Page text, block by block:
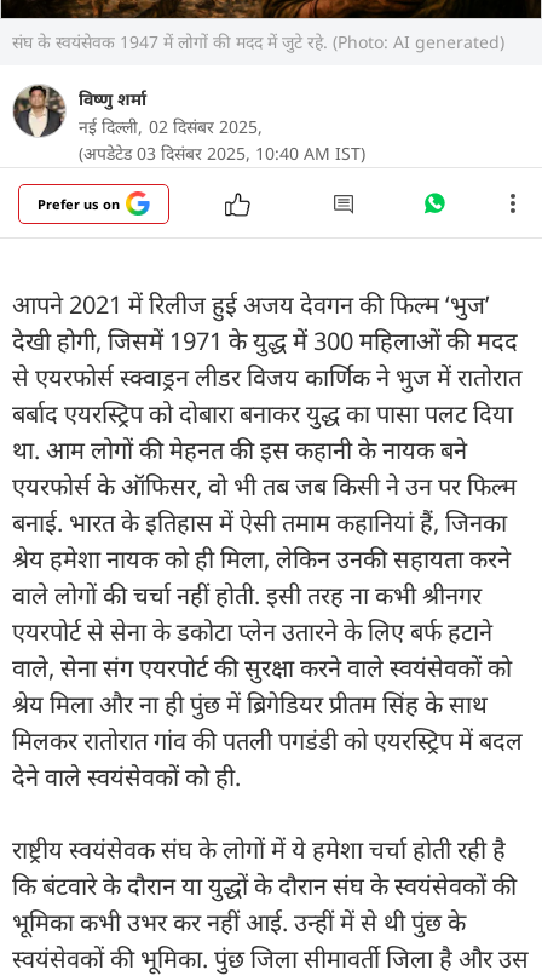
संघ के स्वयंसेवक 1947 में लोगों की मदद में जुटे रहे. (Photo: AI generated)
विष्णु शर्मा
नई दिल्ली, 02 दिसंबर 2025,
(अपडेटेड 03 दिसंबर 2025, 10:40 AM IST)
Prefer us on
आपने 2021 में रिलीज हुई अजय देवगन की फिल्म ‘भुज’
देखी होगी, जिसमें 1971 के युद्ध में 300 महिलाओं की मदद
से एयरफोर्स स्क्वाड्रन लीडर विजय कार्णिक ने भुज में रातोरात
बर्बाद एयरस्ट्रिप को दोबारा बनाकर युद्ध का पासा पलट दिया
था. आम लोगों की मेहनत की इस कहानी के नायक बने
एयरफोर्स के ऑफिसर, वो भी तब जब किसी ने उन पर फिल्म
बनाई. भारत के इतिहास में ऐसी तमाम कहानियां हैं, जिनका
श्रेय हमेशा नायक को ही मिला, लेकिन उनकी सहायता करने
वाले लोगों की चर्चा नहीं होती. इसी तरह ना कभी श्रीनगर
एयरपोर्ट से सेना के डकोटा प्लेन उतारने के लिए बर्फ हटाने
वाले, सेना संग एयरपोर्ट की सुरक्षा करने वाले स्वयंसेवकों को
श्रेय मिला और ना ही पुंछ में ब्रिगेडियर प्रीतम सिंह के साथ
मिलकर रातोरात गांव की पतली पगडंडी को एयरस्ट्रिप में बदल
देने वाले स्वयंसेवकों को ही.
राष्ट्रीय स्वयंसेवक संघ के लोगों में ये हमेशा चर्चा होती रही है
कि बंटवारे के दौरान या युद्धों के दौरान संघ के स्वयंसेवकों की
भूमिका कभी उभर कर नहीं आई. उन्हीं में से थी पुंछ के
स्वयंसेवकों की भूमिका. पुंछ जिला सीमावर्ती जिला है और उस